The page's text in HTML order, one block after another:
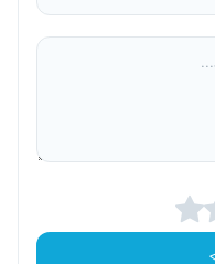
برند
کارشناسان آریابهکار با
تجهیزات تخصصی و دانش
مزایای مهم این خدمات
برد را شناسایی و